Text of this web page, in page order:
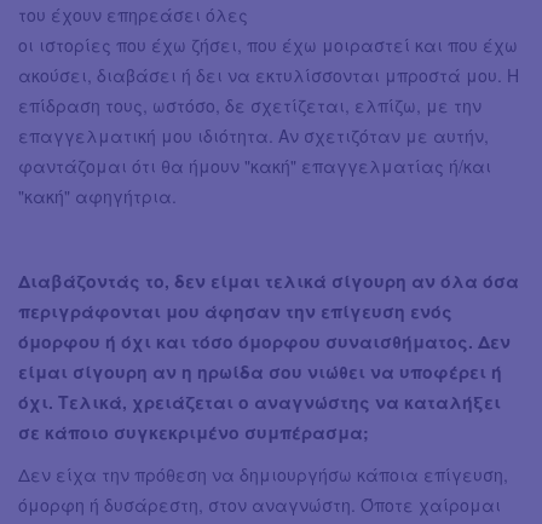
του έχουν επηρεάσει όλες
οι ιστορίες που έχω ζήσει, που έχω μοιραστεί και που έχω
ακούσει, διαβάσει ή δει να εκτυλίσσονται μπροστά μου. Η
επίδραση τους, ωστόσο, δε σχετίζεται, ελπίζω, με την
επαγγελματική μου ιδιότητα. Αν σχετιζόταν με αυτήν,
φαντάζομαι ότι θα ήμουν "κακή" επαγγελματίας ή/και
"κακή" αφηγήτρια.
Διαβάζοντάς το, δεν είμαι τελικά σίγουρη αν όλα όσα
περιγράφονται μου άφησαν την επίγευση ενός
όμορφου ή όχι και τόσο όμορφου συναισθήματος. Δεν
είμαι σίγουρη αν η ηρωίδα σου νιώθει να υποφέρει ή
όχι. Τελικά, χρειάζεται ο αναγνώστης να καταλήξει
σε κάποιο συγκεκριμένο συμπέρασμα;
Δεν είχα την πρόθεση να δημιουργήσω κάποια επίγευση,
όμορφη ή δυσάρεστη, στον αναγνώστη. Όποτε χαίρομαι